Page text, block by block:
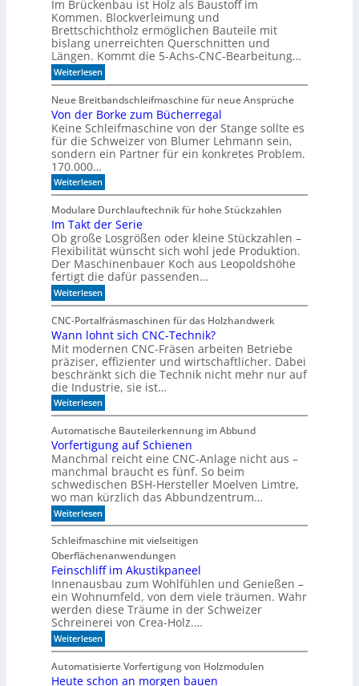
I
M
o
d
e
l
l
e
n
o
m
e
t
o
F
o
r
m
u
l
a
D
r
i
l
l
Im Brückenbau ist Holz als Baustoff im
Kommen. Blockverleimung und
Brettschichtholz ermöglichen Bauteile mit
bislang unerreichten Querschnitten und
Längen. Kommt die 5-Achs-CNC-Bearbeitung…
Weiterlesen:
C
N
C
-
g
e
s
t
ü
t
z
t
m
i
d
e
r
Z
e
i
t
e
h
e
n
Neue Breitbandschleifmaschine für neue Ansprüche
Von der Borke zum Bücherregal
Keine Schleifmaschine von der Stange sollte es
für die Schweizer von Blumer Lehmann sein,
sondern ein Partner für ein konkretes Problem.
170.000…
Weiterlesen:
V
o
n
d
e
r
B
o
r
k
e
z
u
m
B
ü
c
h
e
r
r
e
a
l
Modulare Durchlauftechnik für hohe Stückzahlen
Im Takt der Serie
Ob große Losgrößen oder kleine Stückzahlen –
Flexibilität wünscht sich wohl jede Produktion.
Der Maschinenbauer Koch aus Leopoldshöhe
fertigt die dafür passenden…
Weiterlesen:
I
T
a
k
t
d
e
r
S
e
r
i
e
CNC-Portalfräsmaschinen für das Holzhandwerk
Wann lohnt sich CNC-Technik?
Mit modernen CNC-Fräsen arbeiten Betriebe
präziser, effizienter und wirtschaftlicher. Dabei
beschränkt sich die Technik nicht mehr nur auf
die Industrie, sie ist…
Weiterlesen:
W
a
n
n
l
o
h
n
t
s
i
c
h
C
N
C
-
T
e
c
h
n
k
?
Automatische Bauteilerkennung im Abbund
Vorfertigung auf Schienen
Manchmal reicht eine CNC-Anlage nicht aus –
manchmal braucht es fünf. So beim
schwedischen BSH-Hersteller Moelven Limtre,
wo man kürzlich das Abbundzentrum…
Weiterlesen:
V
o
r
f
e
r
t
i
g
u
g
u
f
Schleifmaschine mit vielseitigen
Oberflächenanwendungen
Feinschliff im Akustikpaneel
Innenausbau zum Wohlfühlen und Genießen –
ein Wohnumfeld, von dem viele träumen. Wahr
werden diese Träume in der Schweizer
Schreinerei von Crea-Holz.…
Weiterlesen:
F
i
n
Automatisierte Vorfertigung von Holzmodulen
Heute schon an morgen bauen